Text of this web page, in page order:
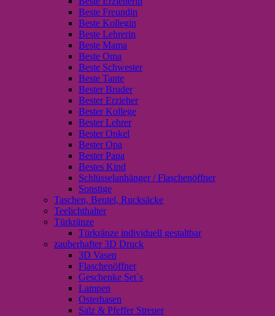
Beste Freundin
Beste Kollegin
Beste Lehrerin
Beste Mama
Beste Oma
Beste Schwester
Beste Tante
Bester Bruder
Bester Erzieher
Bester Kollege
Bester Lehrer
Bester Onkel
Bester Opa
Bester Papa
Bestes Kind
Schlüsselanhänger / Flaschenöffner
Sonstige
Taschen, Beutel, Rucksäcke
Teelichthalter
Türkränze
Türkränze individuell gestaltbar
zauberhafter 3D Druck
3D Vasen
Flaschenöffner
Geschenke Set`s
Lampen
Osterhasen
Salz & Pfeffer Streuer